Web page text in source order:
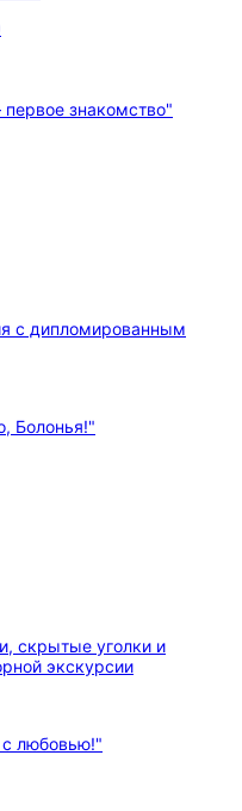
с дипломированным
скрытые уголки и
экскурсии